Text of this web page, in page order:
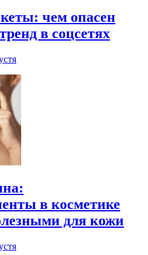
чем опасен
в соцсетях
в косметике
для кожи